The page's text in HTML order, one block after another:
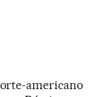
americano